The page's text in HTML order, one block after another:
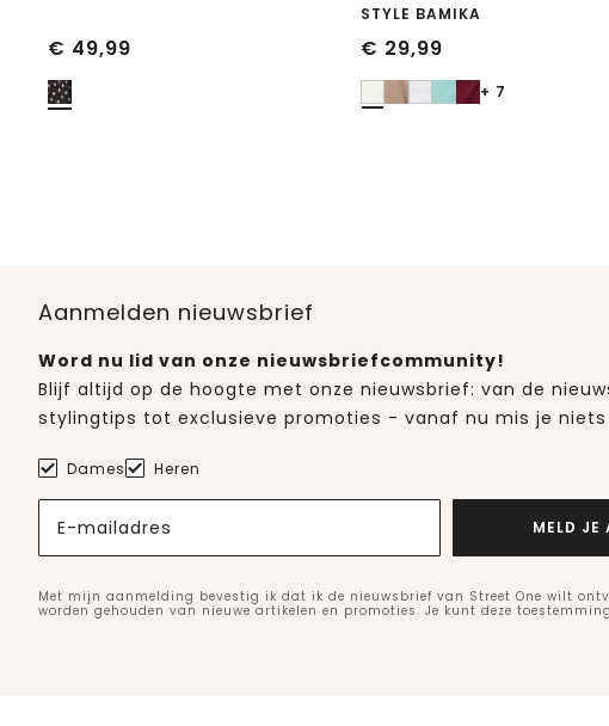
€ 49,99
STYLE BAMIKA
€ 29,99
+ 7
Aanmelden nieuwsbrief
Word nu lid van onze nieuwsbriefcommunity!
Blijf altijd op de hoogte met onze nieuwsbrief: van de
stylingtips tot exclusieve promoties - vanaf nu mis je niets
Dames Heren
E-mailadres MELD JE
Met mijn aanmelding bevestig ik dat ik de nieuwsbrief van Street One wilt
worden gehouden van nieuwe artikelen en promoties. Je kunt deze